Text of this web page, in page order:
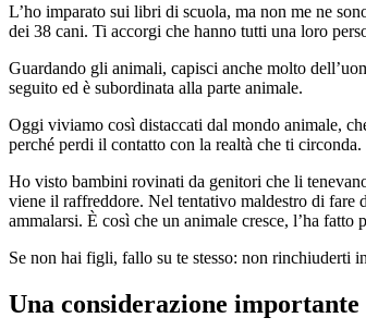
L’ho imparato sui libri di scuola, ma non me ne
dei 38 cani. Ti accorgi che hanno tutti una loro
Guardando gli animali, capisci anche molto
seguito ed è subordinata alla parte animale.
Oggi viviamo così distaccati dal mondo animale,
perché perdi il contatto con la realtà che ti circonda.
Ho visto bambini rovinati da genitori che li
viene il raffreddore. Nel tentativo maldestro di fare
ammalarsi. È così che un animale cresce, l’ha fatto
Se non hai figli, fallo su te stesso: non rinchiuderti
Una considerazione importante